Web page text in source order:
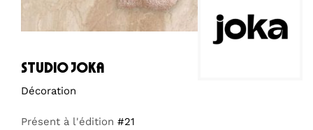
studio joka
Décoration
Présent à l'édition #21